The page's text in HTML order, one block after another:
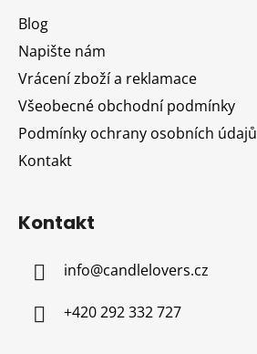
Blog
Napište nám
Vrácení zboží a reklamace
Všeobecné obchodní podmínky
Podmínky ochrany osobních údajů
Kontakt
Kontakt
info@candlelovers.cz
+420 292 332 727